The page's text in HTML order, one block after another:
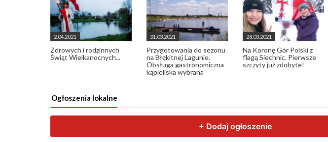
2.04.2021
Zdrowych i rodzinnych
Świąt Wielkanocnych...
31.03.2021
Przygotowania do sezonu
na Błękitnej Lagunie.
Obsługa gastronomiczna
kąpieliska wybrana
28.03.2021
Na Koronę Gór Polski z
flagą Siechnic. Pierwsze
szczyty już zdobyte!
Ogłoszenia lokalne